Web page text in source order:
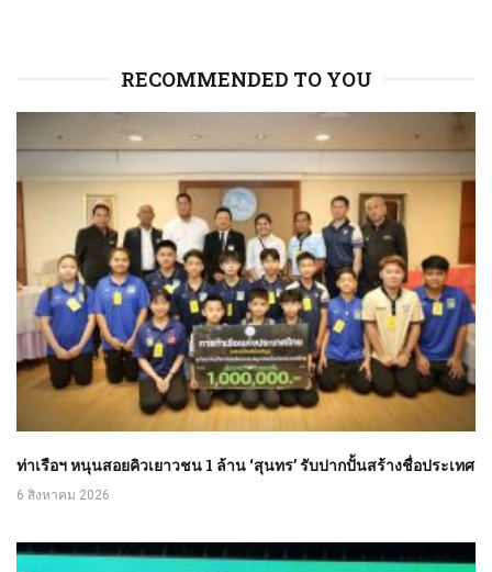
RECOMMENDED TO YOU
ท่าเรือฯ หนุนสอยคิวเยาวชน 1 ล้าน ‘สุนทร’ รับปากปั้นสร้างชื่อประเทศ
6 สิงหาคม 2026